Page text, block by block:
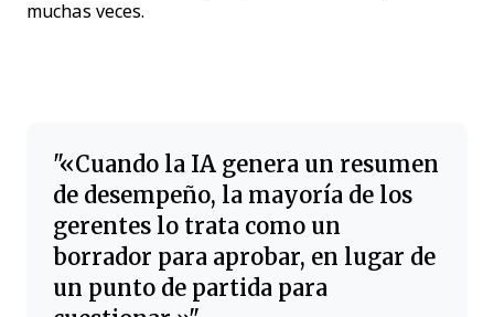
muchas veces.
«Cuando la IA genera un resumen
de desempeño, la mayoría de los
gerentes lo trata como un
borrador para aprobar, en lugar de
un punto de partida para